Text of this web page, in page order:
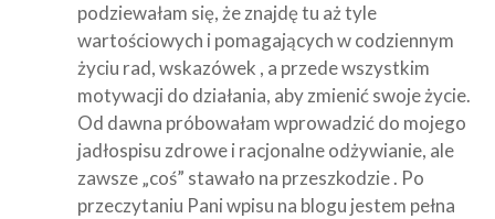
podziewałam się, że znajdę tu aż tyle
wartościowych i pomagających w codziennym
życiu rad, wskazówek , a przede wszystkim
motywacji do działania, aby zmienić swoje życie.
Od dawna próbowałam wprowadzić do mojego
jadłospisu zdrowe i racjonalne odżywianie, ale
zawsze „coś” stawało na przeszkodzie . Po
przeczytaniu Pani wpisu na blogu jestem pełna